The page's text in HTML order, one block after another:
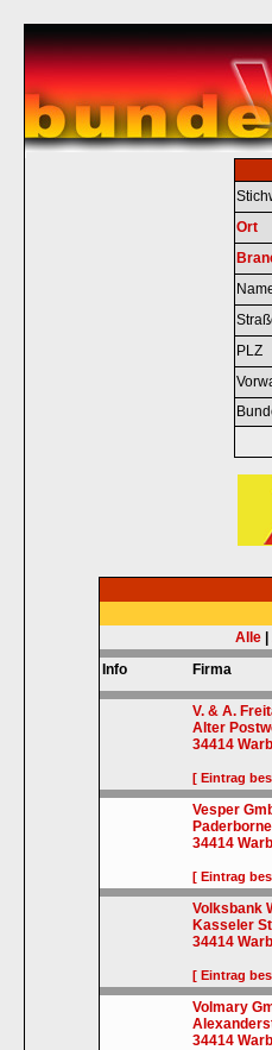
Ort
PLZ
Alle
Info
Firma
V. & A.
Alter
34414
[ Eintrag
Vesper
34414
[ Eintrag
Volksbank
Kasseler
34414
[ Eintrag
Volmary
34414